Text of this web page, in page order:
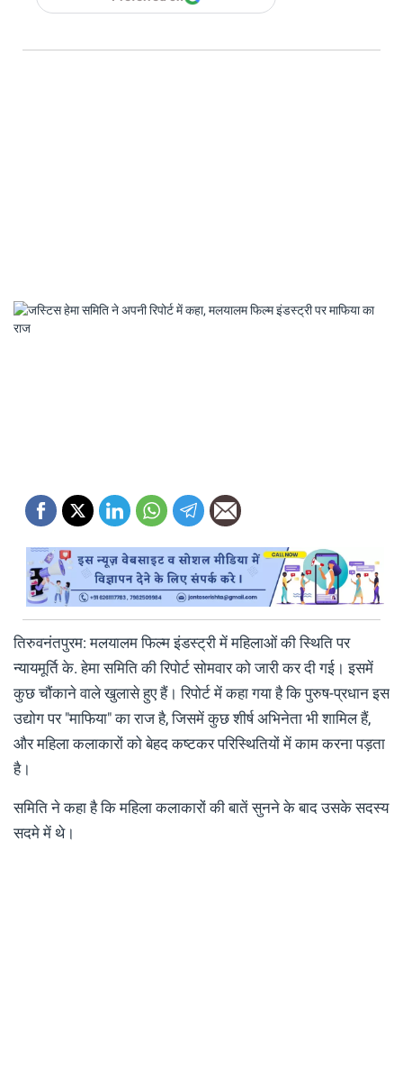
तिरुवनंतपुरम: मलयालम फिल्म इंडस्ट्री में महिलाओं की स्थिति पर
न्यायमूर्ति के. हेमा समिति की रिपोर्ट सोमवार को जारी कर दी गई। इसमें
कुछ चौंकाने वाले खुलासे हुए हैं। रिपोर्ट में कहा गया है कि पुरुष-प्रधान इस
उद्योग पर "माफिया" का राज है, जिसमें कुछ शीर्ष अभिनेता भी शामिल हैं,
और महिला कलाकारों को बेहद कष्टकर परिस्थितियों में काम करना पड़ता
है।
समिति ने कहा है कि महिला कलाकारों की बातें सुनने के बाद उसके सदस्य
सदमे में थे।